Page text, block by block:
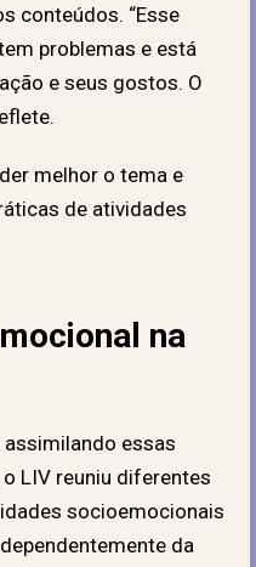
conteúdos. “Esse
problemas e está
e seus gostos. O
melhor o tema e
de atividades
na
assimilando essas
LIV reuniu diferentes
socioemocionais
da